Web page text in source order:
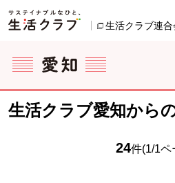
ページの先頭です。
生活クラブ連合
ここからサイト内共通メニューです
サイト内共通メニューをスキップす
サイト内共通メニューここまで。
生活クラブ愛知から
24件(1/1ペ